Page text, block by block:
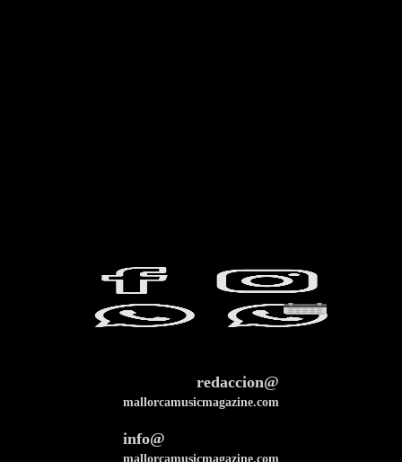
redaccion@
mallorcamusicmagazine.com
info@
mallorcamusicmagazine.com